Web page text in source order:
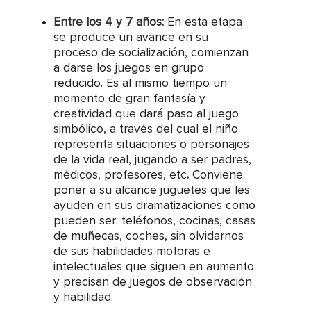
Entre los 4 y 7 años: En esta etapa
se produce un avance en su
proceso de socialización, comienzan
a darse los juegos en grupo
reducido. Es al mismo tiempo un
momento de gran fantasía y
creatividad que dará paso al juego
simbólico, a través del cual el niño
representa situaciones o personajes
de la vida real, jugando a ser padres,
médicos, profesores, etc.Conviene
poner a su alcance juguetes que les
ayuden en sus dramatizaciones como
pueden ser: teléfonos, cocinas, casas
de muñecas, coches, sin olvidarnos
de sus habilidades motoras e
intelectuales que siguen en aumento
y precisan de juegos de observación
y habilidad.